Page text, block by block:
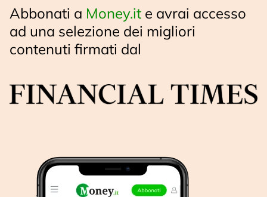
Abbonati a Money.it e avrai accesso
ad una selezione dei migliori
contenuti firmati dal